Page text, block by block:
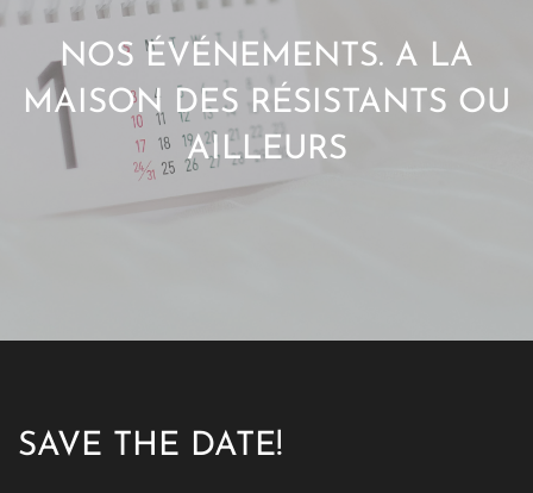
NOS ÉVÉNEMENTS. A LA
MAISON DES RÉSISTANTS OU
AILLEURS
SAVE THE DATE!